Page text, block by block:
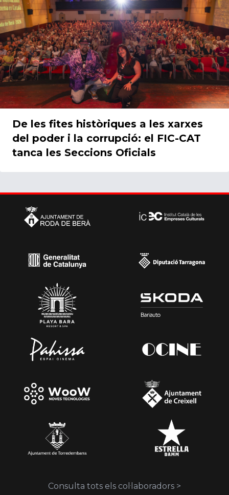
De les fites històriques a les xarxes
del poder i la corrupció: el FIC-CAT
tanca les Seccions Oficials
Consulta tots els col·laboradors >